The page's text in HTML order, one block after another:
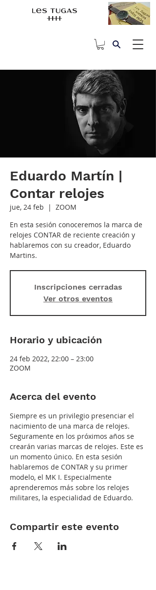
Eduardo Martín |
Contar relojes
jue, 24 feb
  |
ZOOM
En esta sesión conoceremos la marca de
relojes CONTAR de reciente creación y
hablaremos con su creador, Eduardo
Martins.
Inscripciones cerradas
Ver otros eventos
Horario y ubicación
24 feb 2022, 22:00 – 23:00
ZOOM
Acerca del evento
Siempre es un privilegio presenciar el
nacimiento de una marca de relojes.
Seguramente en los próximos años se
crearán varias marcas de relojes. Este es
un momento único. En esta sesión
hablaremos de CONTAR y su primer
modelo, el MK I. Especialmente
aprenderemos más sobre los relojes
militares, la especialidad de Eduardo.
Compartir este evento